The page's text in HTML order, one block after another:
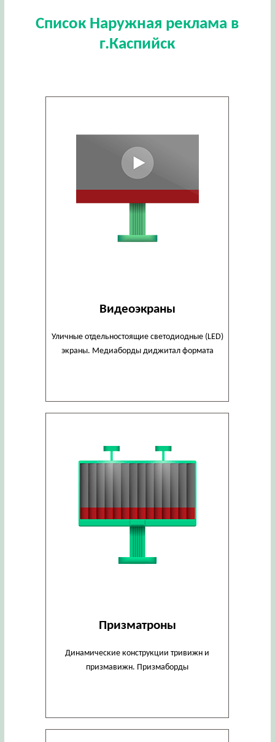
Список Наружная реклама в
г.Каспийск
Видеоэкраны
Уличные отдельностоящие светодиодные (LED)
экраны. Медиаборды диджитал формата
Призматроны
Динамические конструкции тривижн и
призмавижн. Призмаборды